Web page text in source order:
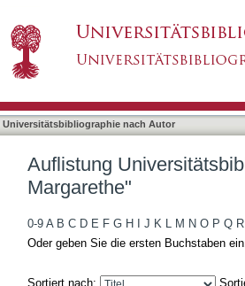
nach Autor
Auflistung
Margarethe"
0-9 A B C D E F G H J K L M N O P Q R
Oder geben Sie die ersten Buchstaben